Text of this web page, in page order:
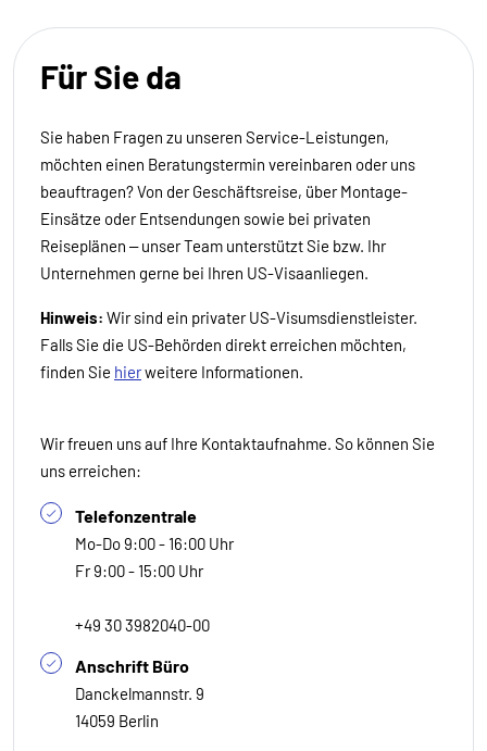
Für Sie da
Sie haben Fragen zu unseren Service-Leistungen,
möchten einen Beratungstermin vereinbaren oder uns
beauftragen? Von der Geschäftsreise, über Montage-
Einsätze oder Entsendungen sowie bei privaten
Reiseplänen – unser Team unterstützt Sie bzw. Ihr
Unternehmen gerne bei Ihren US-Visaanliegen.
Hinweis: Wir sind ein privater US-Visumsdienstleister.
Falls Sie die US-Behörden direkt erreichen möchten,
finden Sie hierweitere Informationen.
Wir freuen uns auf Ihre Kontaktaufnahme. So können Sie
uns erreichen:
Telefonzentrale
Mo-Do 9:00 - 16:00 Uhr
Fr 9:00 - 15:00 Uhr
+49 30 3982040-00
Anschrift Büro
Danckelmannstr. 9
14059 Berlin